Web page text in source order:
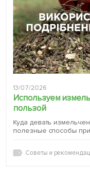
13/07/2026
Используем
пользой
Куда девать
полезные способы
Советы и